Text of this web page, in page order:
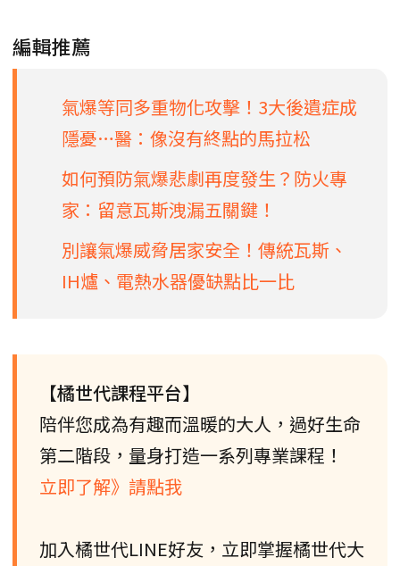
編輯推薦
氣爆等同多重物化攻擊！3大後遺症成
隱憂…醫：像沒有終點的馬拉松
如何預防氣爆悲劇再度發生？防火專
家：留意瓦斯洩漏五關鍵！
別讓氣爆威脅居家安全！傳統瓦斯、
IH爐、電熱水器優缺點比一比
【橘世代課程平台】
陪伴您成為有趣而溫暖的大人，過好生命
第二階段，量身打造一系列專業課程！
立即了解》請點我
加入橘世代LINE好友，立即掌握橘世代大